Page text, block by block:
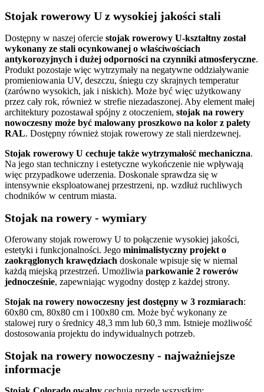
Stojak rowerowy U z wysokiej jakości stali
Dostępny w naszej ofercie stojak rowerowy U-kształtny został
wykonany ze stali ocynkowanej o właściwościach
antykorozyjnych i dużej odporności na czynniki atmosferyczne.
Produkt pozostaje więc wytrzymały na negatywne oddziaływanie
promieniowania UV, deszczu, śniegu czy skrajnych temperatur
(zarówno wysokich, jak i niskich). Może być więc użytkowany
przez cały rok, również w strefie niezadaszonej. Aby element małej
architektury pozostawał spójny z otoczeniem, stojak na rowery
nowoczesny może być malowany proszkowo na kolor z palety
RAL. Dostępny również stojak rowerowy ze stali nierdzewnej.
Stojak rowerowy U cechuje także wytrzymałość mechaniczna.
Na jego stan techniczny i estetyczne wykończenie nie wpływają
więc przypadkowe uderzenia. Doskonale sprawdza się w
intensywnie eksploatowanej przestrzeni, np. wzdłuż ruchliwych
chodników w centrum miasta.
Stojak na rowery - wymiary
Oferowany stojak rowerowy U to połączenie wysokiej jakości,
estetyki i funkcjonalności. Jego minimalistyczny projekt o
zaokrąglonych krawędziach doskonale wpisuje się w niemal
każdą miejską przestrzeń. Umożliwia parkowanie 2 rowerów
jednocześnie, zapewniając wygodny dostęp z każdej strony.
Stojak na rowery nowoczesny jest dostępny w 3 rozmiarach:
60x80 cm, 80x80 cm i 100x80 cm. Może być wykonany ze
stalowej rury o średnicy 48,3 mm lub 60,3 mm. Istnieje możliwość
dostosowania projektu do indywidualnych potrzeb.
Stojak na rowery nowoczesny - najważniejsze
informacje